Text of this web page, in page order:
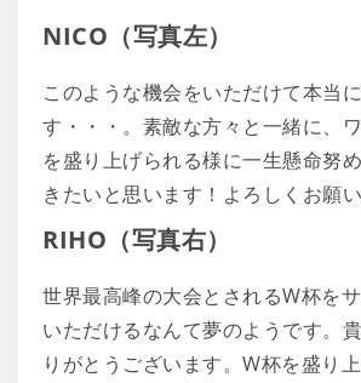
NICO（写真左）
このような機会をいただけて本当
す・・・。素敵な方々と一緒に、
を盛り上げられる様に一生懸命努
きたいと思います！よろしくお願
RIHO（写真右）
世界最高峰の大会とされるW杯を
いただけるなんて夢のようです。
りがとうございます。W杯を盛り